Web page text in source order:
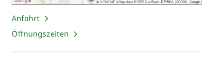
Anfahrt
Öffnungszeiten